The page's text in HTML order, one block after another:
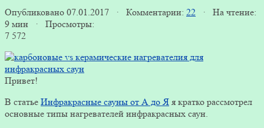
Опубликовано 07.01.2017 · Комментарии: 22 · На чтение:
9 мин · Просмотры:
7 572
Привет!
В статье Инфракрасные сауны от А до Я я кратко рассмотрел
основные типы нагревателей инфракрасных саун.